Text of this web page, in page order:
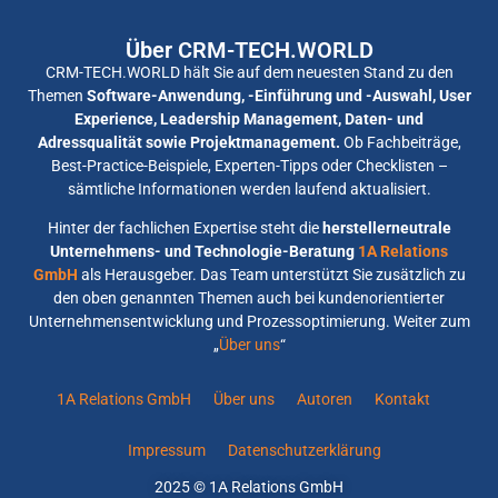
Über CRM-TECH.WORLD
CRM-TECH.WORLD hält Sie auf dem neuesten Stand zu den
Themen Software-Anwendung, -Einführung und -Auswahl, User
Experience, Leadership Management, Daten- und
Adressqualität sowie Projektmanagement. Ob Fachbeiträge,
Best-Practice-Beispiele, Experten-Tipps oder Checklisten –
sämtliche Informationen werden laufend aktualisiert.
Hinter der fachlichen Expertise steht die herstellerneutrale
Unternehmens- und Technologie-Beratung 1A Relations
GmbH als Herausgeber. Das Team unterstützt Sie zusätzlich zu
den oben genannten Themen auch bei kundenorientierter
Unternehmensentwicklung und Prozessoptimierung. Weiter zum
„Über uns“
1A Relations GmbH Über uns Autoren Kontakt
Impressum Datenschutzerklärung
2025 © 1A Relations GmbH